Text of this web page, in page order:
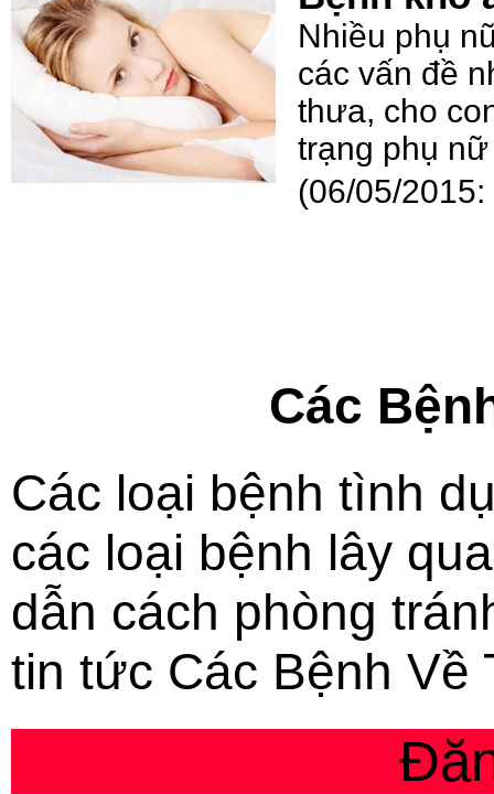
Nhiều phụ
các vấn đề
thưa, cho
trạng phụ
(06/05/
Các
Các loại bệnh tình
các loại bệnh lây
dẫn cách phòng
tin tức Các Bệnh Về